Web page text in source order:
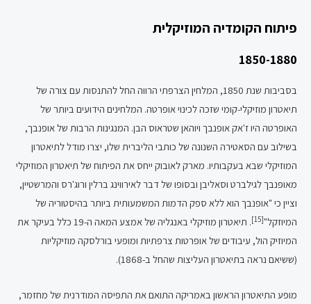
פיתוח הקומדיה המוזיקלית
1850-1880
בסביבות שנת 1850, המלחין הצרפתי הרווה החל להתנסות עם צורה של
תיאטרון מוזיקלי-קומי שזכה לכינוי אופרטה. המלחינים הידועים ביותר של
האופרטה היו ז'אק אופנבך ויוהאן שטראוס הבן. המנגינות הרבות של אופנבך,
בשילוב עם הסאטירה השנונה של כותבי הליברית שלו, יצרו מודל לתיאטרון
המוזיקלי שבא בעקבותיו. מארק לאובוק ייחס את הפיתוח של תיאטרון המוזיקלי
מאופנבך לגילברט וסאליבן ובסופו של דבר לאירווינג ברלין ורוג'רס והמרשטיין,
וציין כי "אופנבך הוא ללא ספק הדמות המשמעותית ביותר בהיסטוריה של
המיוזקל"[15]
. תיאטרון מוזיקלי באנגליה של אמצע המאה ה-19 כלל בעיקר את
המיוזיק הול, עיבודים של אופרטות צרפתיות ומופעי בורלסקה מוזיקליות
(ששיאם נראה בתיאטרון העליצות שהחל ב-1868).
מופע התיאטרון הראשון באמריקה התואם את התפיסה המודרנית של מחזמר,